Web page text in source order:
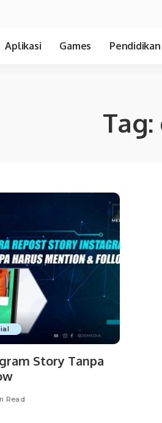
Aplikasi Games Pendidikan
Tag:
Story Tanpa
Read